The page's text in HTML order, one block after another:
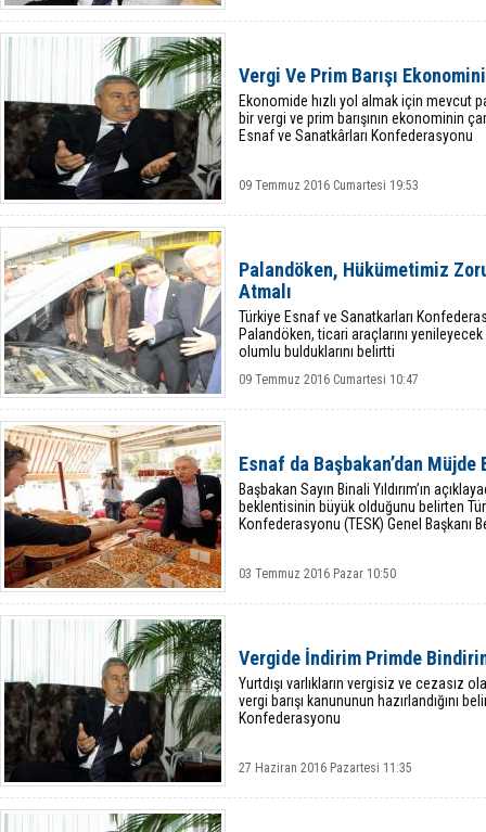
Vergi Ve Prim Barışı
Ekonomide hızlı yol almak için mevcut
bir vergi ve prim barışının ekonominin
Esnaf ve Sanatkârları Konfederasyonu
09 Temmuz 2016 Cumartesi 19:53
Palandöken, Hükümetimiz
Atmalı
Türkiye Esnaf ve Sanatkarları
Palandöken, ticari araçlarını
olumlu bulduklarını belirtti
09 Temmuz 2016 Cumartesi 10:47
Esnaf da Başbakan’dan Müjde
Başbakan Sayın Binali Yıldırım’ın
beklentisinin büyük olduğunu belirten
Konfederasyonu (TESK) Genel Başkanı
03 Temmuz 2016 Pazar 10:50
Vergide İndirim Primde
Yurtdışı varlıkların vergisiz ve cezasız
vergi barışı kanununun hazırlandığını
Konfederasyonu
27 Haziran 2016 Pazartesi 11:35